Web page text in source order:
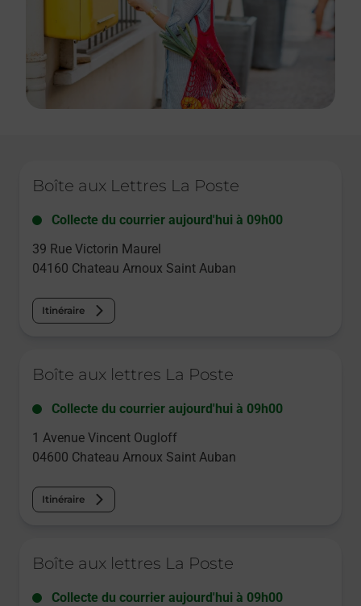
Boîte aux Lettres La Poste
Collecte du courrier aujourd'hui à 09h00
39 Rue Victorin Maurel
04160 Chateau Arnoux Saint Auban
Itinéraire
Boîte aux lettres La Poste
Collecte du courrier aujourd'hui à 09h00
1 Avenue Vincent Ougloff
04600 Chateau Arnoux Saint Auban
Itinéraire
Boîte aux lettres La Poste
Collecte du courrier aujourd'hui à 09h00